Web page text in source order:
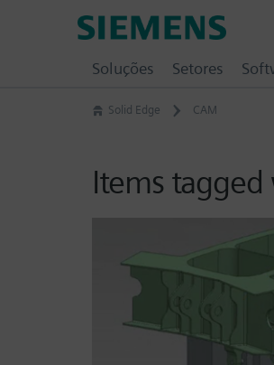
Solid Edge CAM
Items
Soluções Setores